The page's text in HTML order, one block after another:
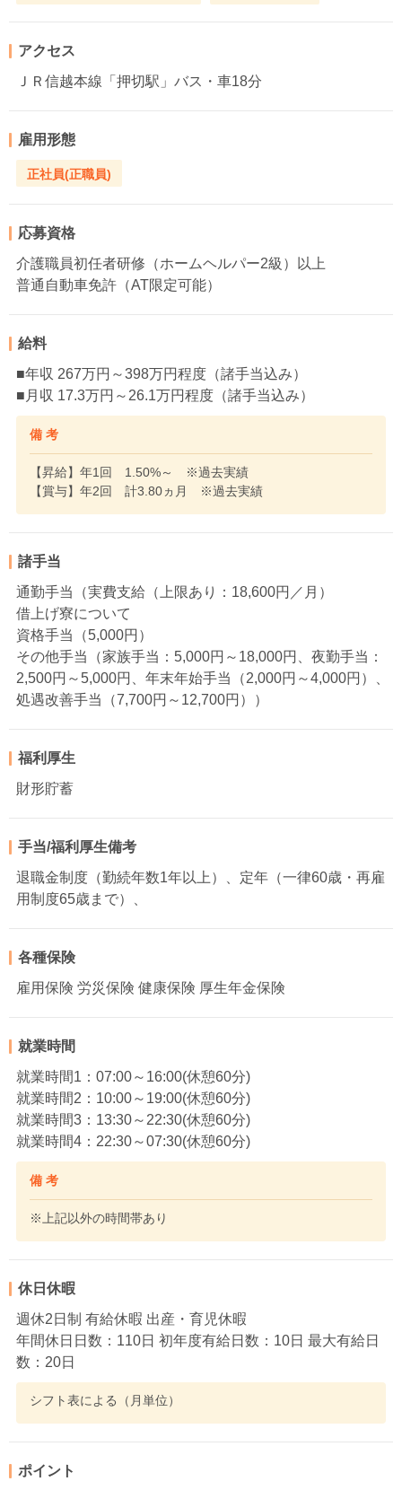
アクセス
ＪＲ信越本線「押切駅」バス・車18分
雇用形態
正社員(正職員)
応募資格
介護職員初任者研修（ホームヘルパー2級）以上
普通自動車免許（AT限定可能）
給料
■年収 267万円～398万円程度（諸手当込み）
■月収 17.3万円～26.1万円程度（諸手当込み）
備 考
【昇給】年1回 1.50%～ ※過去実績
【賞与】年2回 計3.80ヵ月 ※過去実績
諸手当
通勤手当（実費支給（上限あり：18,600円／月）
借上げ寮について
資格手当（5,000円）
その他手当（家族手当：5,000円～18,000円、夜勤手当：
2,500円～5,000円、年末年始手当（2,000円～4,000円）、
処遇改善手当（7,700円～12,700円））
福利厚生
財形貯蓄
手当/福利厚生備考
退職金制度（勤続年数1年以上）、定年（一律60歳・再雇
用制度65歳まで）、
各種保険
雇用保険 労災保険 健康保険 厚生年金保険
就業時間
就業時間1：07:00～16:00(休憩60分)
就業時間2：10:00～19:00(休憩60分)
就業時間3：13:30～22:30(休憩60分)
就業時間4：22:30～07:30(休憩60分)
備 考
※上記以外の時間帯あり
休日休暇
週休2日制 有給休暇 出産・育児休暇
年間休日日数：110日 初年度有給日数：10日 最大有給日
数：20日
シフト表による（月単位）
ポイント